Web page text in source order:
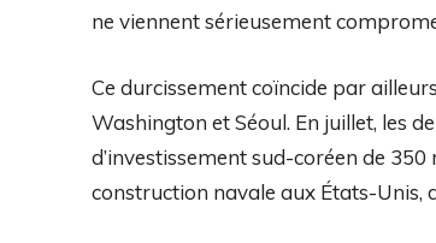
ne viennent sérieusement
Ce durcissement coïncide par
Washington et Séoul. En juillet, les
d’investissement sud-coréen de
construction navale aux États-Unis,